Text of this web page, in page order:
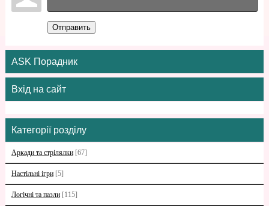
Отправить
ASK Порадник
Вхід на сайт
Категорії розділу
Аркади та стрілялки [67]
Настільні ігри [5]
Логічні та пазли [115]